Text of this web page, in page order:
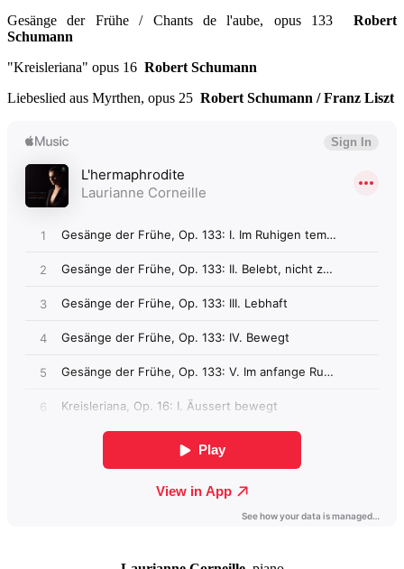
Gesänge der Frühe / Chants de l'aube, opus 133 Robert
Schumann
"Kreisleriana" opus 16 Robert Schumann
Liebeslied aus Myrthen, opus 25 Robert Schumann / Franz Liszt